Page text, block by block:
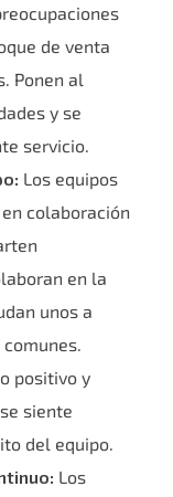
de venta
Ponen al
y se
servicio.
Los equipos
colaboración
en la
unos a
positivo y
siente
del equipo.
Los